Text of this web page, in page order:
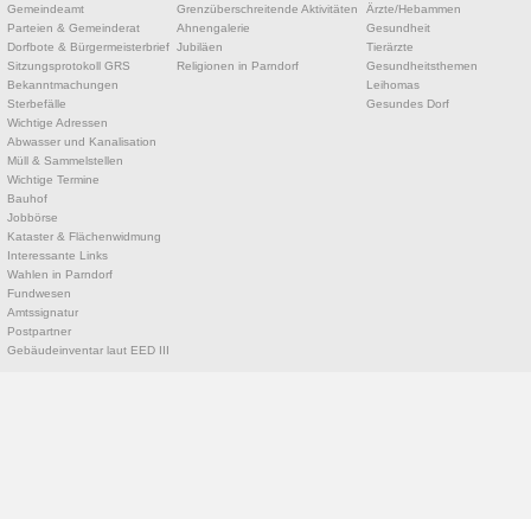
Gemeindeamt
Parteien & Gemeinderat
Dorfbote & Bürgermeisterbrief
Sitzungsprotokoll GRS
Bekanntmachungen
Sterbefälle
Wichtige Adressen
Abwasser und Kanalisation
Müll & Sammelstellen
Wichtige Termine
Bauhof
Jobbörse
Kataster & Flächenwidmung
Interessante Links
Wahlen in Parndorf
Fundwesen
Amtssignatur
Postpartner
Gebäudeinventar laut EED III
Grenzüberschreitende Aktivitäten
Ahnengalerie
Jubiläen
Religionen in Parndorf
Ärzte/Hebammen
Gesundheit
Tierärzte
Gesundheitsthemen
Leihomas
Gesundes Dorf